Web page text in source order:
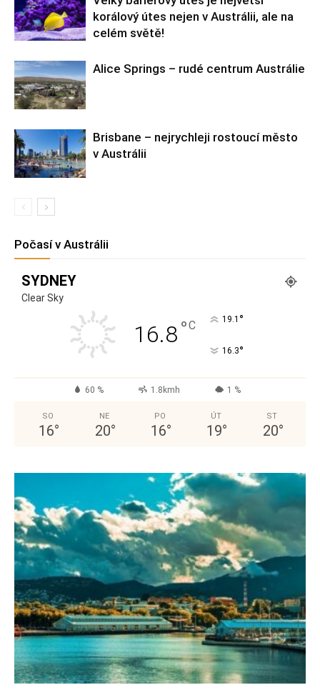
korálový útes nejen v Austrálii, ale na
celém světě!
Alice Springs – rudé centrum Austrálie
Brisbane – nejrychleji rostoucí město
v Austrálii
Počasí v Austrálii
SYDNEY
Clear Sky
16.8°C 19.1 °
16.3°
60 % 1.8kmh 1 %
SO
16°
NE
20°
PO
16°
ÚT
19°
ST
20°